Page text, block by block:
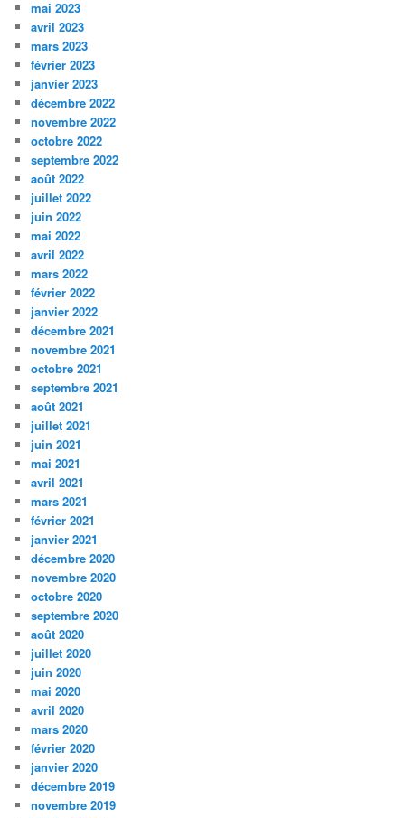
mai 2023
avril 2023
mars 2023
février 2023
janvier 2023
décembre 2022
novembre 2022
octobre 2022
septembre 2022
août 2022
juillet 2022
juin 2022
mai 2022
avril 2022
mars 2022
février 2022
janvier 2022
décembre 2021
novembre 2021
octobre 2021
septembre 2021
août 2021
juillet 2021
juin 2021
mai 2021
avril 2021
mars 2021
février 2021
janvier 2021
décembre 2020
novembre 2020
octobre 2020
septembre 2020
août 2020
juillet 2020
juin 2020
mai 2020
avril 2020
mars 2020
février 2020
janvier 2020
décembre 2019
novembre 2019